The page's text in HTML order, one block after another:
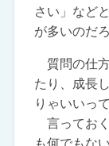
さい」など
が多いのだろ
質問の仕
たり、成長
りゃいいっ
言ってお